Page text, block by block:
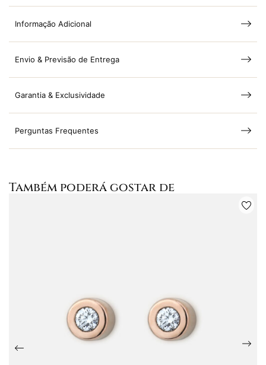
Informação Adicional
Envio & Previsão de Entrega
Garantia & Exclusividade
Perguntas Frequentes
Também poderá gostar de